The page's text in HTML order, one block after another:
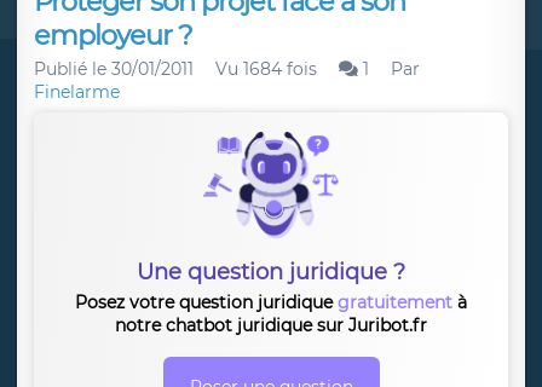
employeur ?
Publié le 30/01/2011 Vu 1684 fois 1
Par
Finelarme
Une question juridique ?
Posez votre question juridiquegratuitement à
notre chatbot juridique sur Juribot.fr